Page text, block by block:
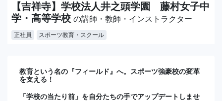
【吉祥寺】学校法人井之頭学園 藤村女子中
学・高等学校 の講師・教師・インストラクター
正社員 スポーツ教育・スクール
教育という名の『フィールド』へ。スポーツ強豪校の変革
を支える！
「学校の当たり前」を自分たちの手でアップデートしませ